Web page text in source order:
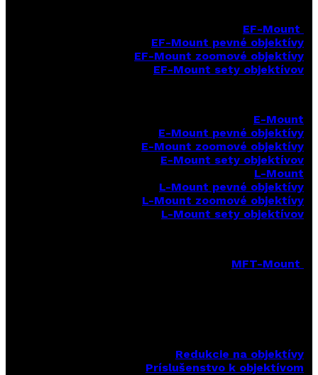
EF-Mount
EF-Mount pevné objektívy
EF-Mount zoomové objektívy
EF-Mount sety objektívov
E-Mount
E-Mount pevné objektívy
E-Mount zoomové objektívy
E-Mount sety objektívov
L-Mount
L-Mount pevné objektívy
L-Mount zoomové objektívy
L-Mount sety objektívov
MFT-Mount
Redukcie na objektívy
Príslušenstvo k objektívom